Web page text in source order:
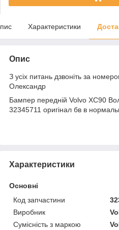
Характеристики
Опис
З усіх питань дзвоніть за
Олександр
Бампер передній Volvo XC90
32345711 оригінал бв в
Характеристики
Основні
Код запчастини
Виробник
Сумісність з маркою